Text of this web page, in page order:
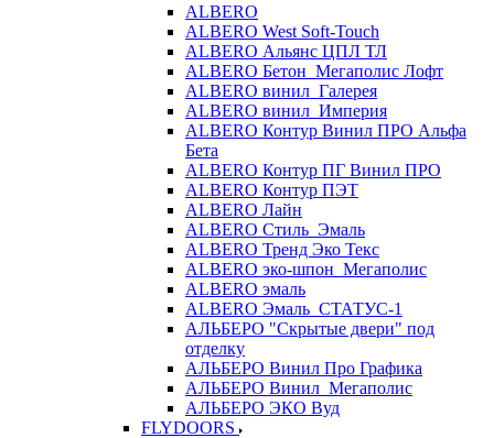
ALBERO
ALBERO West Soft-Touch
ALBERO Альянс ЦПЛ ТЛ
ALBERO Бетон_Мегаполис Лофт
ALBERO винил_Галерея
ALBERO винил_Империя
ALBERO Контур Винил ПРО Альфа
Бета
ALBERO Контур ПГ Винил ПРО
ALBERO Контур ПЭТ
ALBERO Лайн
ALBERO Стиль_Эмаль
ALBERO Тренд Эко Текс
ALBERO эко-шпон_Мегаполис
ALBERO эмаль
ALBERO Эмаль_СТАТУС-1
АЛЬБЕРО "Скрытые двери" под
отделку
АЛЬБЕРО Винил Про Графика
АЛЬБЕРО Винил_Мегаполис
АЛЬБЕРО ЭКО Вуд
FLYDOORS